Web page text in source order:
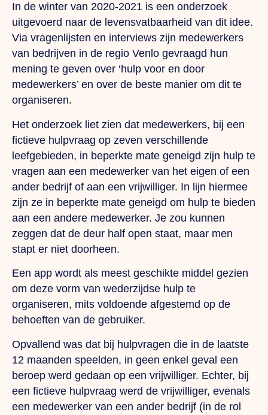
In de winter van 2020-2021 is een onderzoek
uitgevoerd naar de levensvatbaarheid van dit idee.
Via vragenlijsten en interviews zijn medewerkers
van bedrijven in de regio Venlo gevraagd hun
mening te geven over ‘hulp voor en door
medewerkers’ en over de beste manier om dit te
organiseren.
Het onderzoek liet zien dat medewerkers, bij een
fictieve hulpvraag op zeven verschillende
leefgebieden, in beperkte mate geneigd zijn hulp te
vragen aan een medewerker van het eigen of een
ander bedrijf of aan een vrijwilliger. In lijn hiermee
zijn ze in beperkte mate geneigd om hulp te bieden
aan een andere medewerker. Je zou kunnen
zeggen dat de deur half open staat, maar men
stapt er niet doorheen.
Een app wordt als meest geschikte middel gezien
om deze vorm van wederzijdse hulp te
organiseren, mits voldoende afgestemd op de
behoeften van de gebruiker.
Opvallend was dat bij hulpvragen die in de laatste
12 maanden speelden, in geen enkel geval een
beroep werd gedaan op een vrijwilliger. Echter, bij
een fictieve hulpvraag werd de vrijwilliger, evenals
een medewerker van een ander bedrijf (in de rol